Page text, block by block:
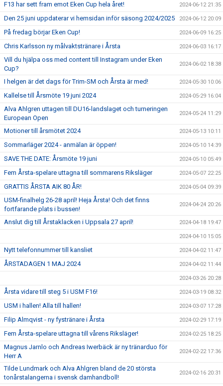
F13 har sett fram emot Eken Cup hela året! 2024-06-12 21:35
Den 25 juni uppdaterar vi hemsidan inför säsong 2024/2025 2024-06-12 20:09
På fredag börjar Eken Cup! 2024-06-09 16:25
Chris Karlsson ny målvaktstränare i Årsta 2024-06-03 16:17
Vill du hjälpa oss med content till Instagram under Eken
Cup?
2024-06-02 18:38
I helgen är det dags för Trim-SM och Årsta är med! 2024-05-30 10:06
Kallelse till Årsmöte 19 juni 2024 2024-05-29 16:04
Alva Ahlgren uttagen till DU16-landslaget och turneringen
European Open
2024-05-24 11:29
Motioner till årsmötet 2024 2024-05-13 10:11
Sommarläger 2024 - anmälan är öppen! 2024-05-10 14:39
SAVE THE DATE: Årsmöte 19 juni 2024-05-10 05:49
Fem Årsta-spelare uttagna till sommarens Riksläger 2024-05-07 22:25
GRATTIS ÅRSTA AIK 80 ÅR! 2024-05-04 09:39
USM-finalhelg 26-28 april! Heja Årsta! Och det finns
fortfarande plats i bussen!
2024-04-24 20:26
Anslut dig till Årstaklacken i Uppsala 27 april! 2024-04-18 19:47
2024-04-10 15:05
Nytt telefonnummer till kansliet 2024-04-02 11:47
ÅRSTADAGEN 1 MAJ 2024 2024-04-02 11:44
2024-03-26 20:28
Årsta vidare till steg 5 i USM F16! 2024-03-19 08:32
USM i hallen! Alla till hallen! 2024-03-07 17:28
Filip Almqvist - ny fystränare i Årsta 2024-02-29 17:19
Fem Årsta-spelare uttagna till vårens Riksläger! 2024-02-25 18:25
Magnus Jarnlo och Andreas Iwerbäck är ny tränarduo för
Herr A
2024-02-22 17:36
Tilde Lundmark och Alva Ahlgren bland de 20 största
tonårstalangerna i svensk damhandboll!
2024-02-16 20:31